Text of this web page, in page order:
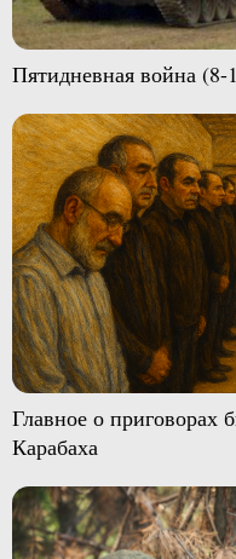
Пятидневная война (8-
Главное о приговорах
Карабаха